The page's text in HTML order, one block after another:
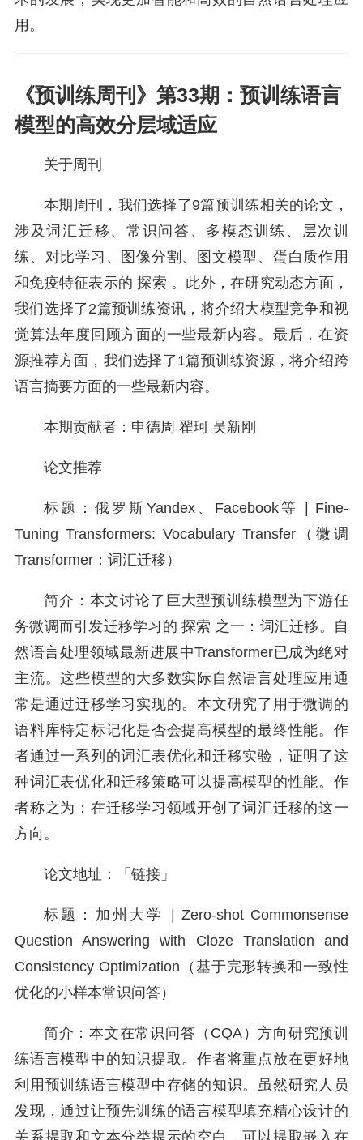
用。
《预训练周刊》第33期：预训练语言
模型的高效分层域适应
关于周刊
本期周刊，我们选择了9篇预训练相关的论文，
涉及词汇迁移、常识问答、多模态训练、层次训
练、对比学习、图像分割、图文模型、蛋白质作用
和免疫特征表示的 探索 。此外，在研究动态方面，
我们选择了2篇预训练资讯，将介绍大模型竞争和视
觉算法年度回顾方面的一些最新内容。最后，在资
源推荐方面，我们选择了1篇预训练资源，将介绍跨
语言摘要方面的一些最新内容。
本期贡献者：申德周 翟珂 吴新刚
论文推荐
标题：俄罗斯Yandex、Facebook等 | Fine-
Tuning Transformers: Vocabulary Transfer（微调
Transformer：词汇迁移）
简介：本文讨论了巨大型预训练模型为下游任
务微调而引发迁移学习的 探索 之一：词汇迁移。自
然语言处理领域最新进展中Transformer已成为绝对
主流。这些模型的大多数实际自然语言处理应用通
常是通过迁移学习实现的。本文研究了用于微调的
语料库特定标记化是否会提高模型的最终性能。作
者通过一系列的词汇表优化和迁移实验，证明了这
种词汇表优化和迁移策略可以提高模型的性能。作
者称之为：在迁移学习领域开创了词汇迁移的这一
方向。
论文地址：「链接」
标题：加州大学 | Zero-shot Commonsense
Question Answering with Cloze Translation and
Consistency Optimization（基于完形转换和一致性
优化的小样本常识问答）
简介：本文在常识问答（CQA）方向研究预训
练语言模型中的知识提取。作者将重点放在更好地
利用预训练语言模型中存储的知识。虽然研究人员
发现，通过让预先训练的语言模型填充精心设计的
关系提取和文本分类提示的空白，可以提取嵌入在